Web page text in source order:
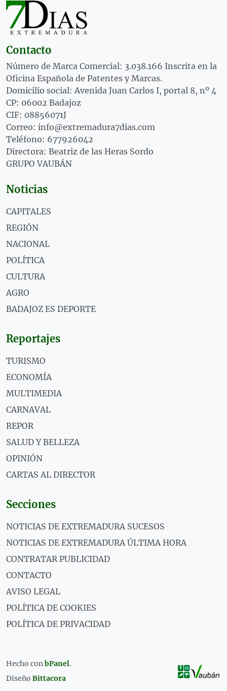
Contacto
Número de Marca Comercial: 3.038.166 Inscrita en la
Oficina Española de Patentes y Marcas.
Domicilio social: Avenida Juan Carlos I, portal 8, nº 4
CP: 06002 Badajoz
CIF: 08856071J
Correo: info@extremadura7dias.com
Teléfono: 677926042
Directora: Beatriz de las Heras Sordo
GRUPO VAUBÁN
Noticias
CAPITALES
REGIÓN
NACIONAL
POLÍTICA
CULTURA
AGRO
BADAJOZ ES DEPORTE
Reportajes
TURISMO
ECONOMÍA
MULTIMEDIA
CARNAVAL
REPOR
SALUD Y BELLEZA
OPINIÓN
CARTAS AL DIRECTOR
Secciones
NOTICIAS DE EXTREMADURA SUCESOS
NOTICIAS DE EXTREMADURA ÚLTIMA HORA
CONTRATAR PUBLICIDAD
CONTACTO
AVISO LEGAL
POLÍTICA DE COOKIES
POLÍTICA DE PRIVACIDAD
Hecho conbPanel.
Diseño Bittacora